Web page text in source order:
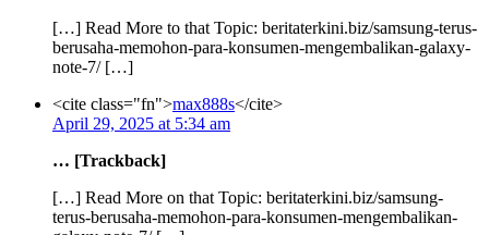
[…] Read More to that Topic: beritaterkini.biz/samsung-terus-
berusaha-memohon-para-konsumen-mengembalikan-galaxy-
note-7/ […]
<cite class="fn">max888s</cite>
April 29, 2025 at 5:34 am
… [Trackback]
[…] Read More on that Topic: beritaterkini.biz/samsung-
terus-berusaha-memohon-para-konsumen-mengembalikan-